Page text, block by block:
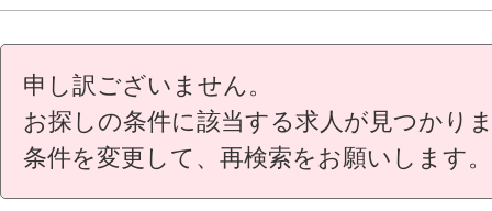
申し訳ございません。
お探しの条件に該当する求人が見つかり
条件を変更して、再検索をお願いします。